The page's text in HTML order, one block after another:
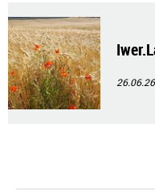
26.06.26